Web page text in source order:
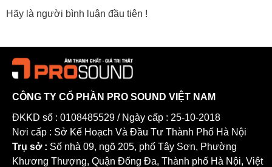
chọn lý tưởng cho nhiều nhu cầu giải trí âm nhạc khác nhau.
chất lượng âm thanh xuất sắc, hiệu suất vượt trội, thiết kế sang
trọng và bền bỉ, cho đến tính linh hoạt trong ứng dụng. Đối với
những người đam mê âm nhạc và hát karaoke, XS12 là một lựa
Hãy là người bình luận đầu tiên !
CÔNG TY CỔ PHẦN PRO SOUND VIỆT NAM
ĐKKD số : 0108485529 / Ngày cấp : 25-10-2018
Nơi cấp : Sở Kế Hoạch Và Đầu Tư Thành Phố Hà Nội
Trụ sở : Số nhà 09, ngõ 205, phố Tây Sơn, Phường
Khương Thượng, Quận Đống Đa, Thành phố Hà Nội, Việt